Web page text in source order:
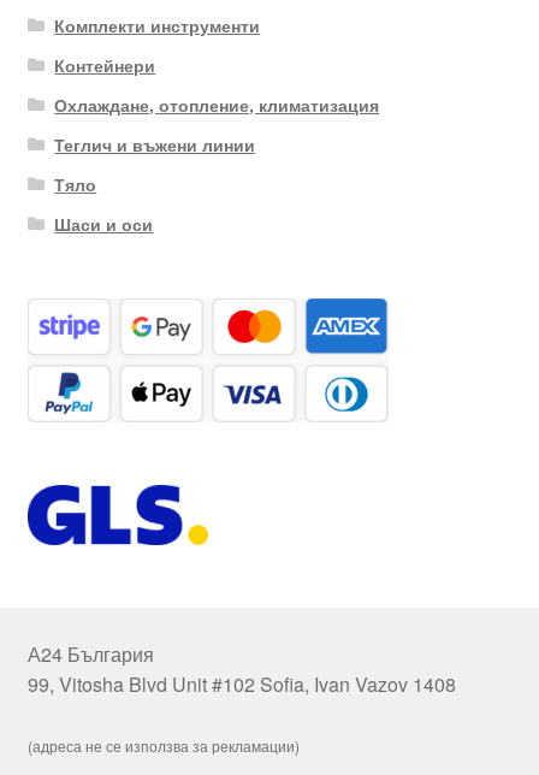
Комплекти инструменти
Контейнери
Охлаждане, отопление, климатизация
Теглич и въжени линии
Тяло
Шаси и оси
А24 България
99, Vitosha Blvd Unit #102 Sofia, Ivan Vazov 1408
(адреса не се използва за рекламации)